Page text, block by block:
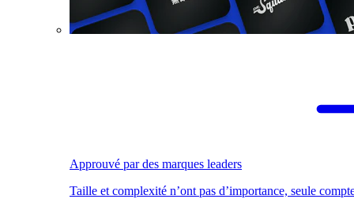
Approuvé par des marques leaders
Taille et complexité n’ont pas d’importance, seule